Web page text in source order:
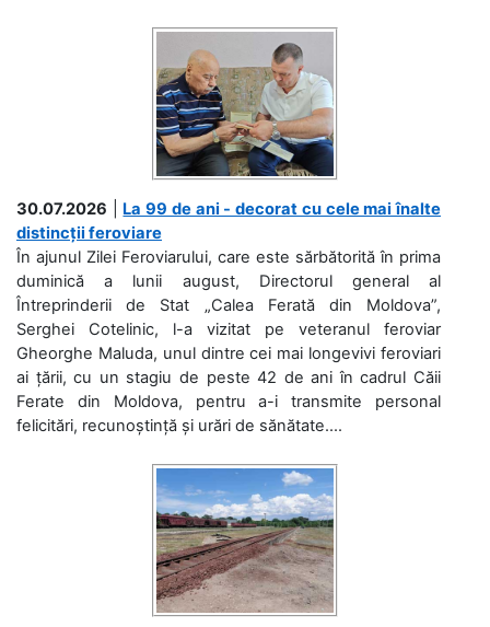
30.07.2026
La 99 de ani - decorat cu cele mai înalte
distincții feroviare
În ajunul Zilei Feroviarului, care este sărbătorită în prima
duminică a lunii august, Directorul general al
Întreprinderii de Stat „Calea Ferată din Moldova”,
Serghei Cotelinic, l-a vizitat pe veteranul feroviar
Gheorghe Maluda, unul dintre cei mai longevivi feroviari
ai țării, cu un stagiu de peste 42 de ani în cadrul Căii
Ferate din Moldova, pentru a-i transmite personal
felicitări, recunoștință și urări de sănătate....